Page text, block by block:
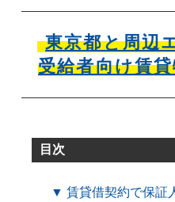
東京都と周辺
受給者向け賃
目次
▼ 賃貸借契約で保証